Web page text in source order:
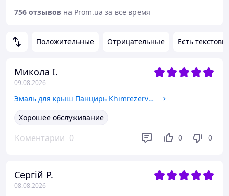
Положительные Отрицательные Есть
Микола І.
09.08.2026
Эмаль для крыш Панцирь KhimrezervPRO 11кг цвета в ассортименте
Хорошее обслуживание
Коментарии 0 0 0
Сергій Р.
08.08.2026
756 отзывов на Prom.ua за все время